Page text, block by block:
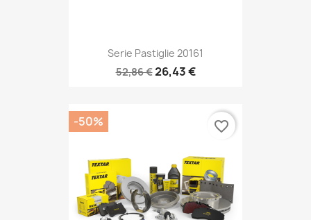
Serie Pastiglie 20161
52,86 €26,43 €
-50% favorite_border